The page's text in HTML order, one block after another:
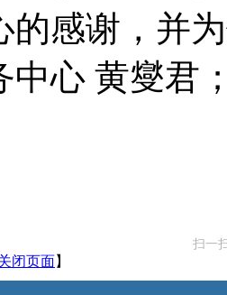
的感谢，并
中心 黄燮君
扫一
闭页面】